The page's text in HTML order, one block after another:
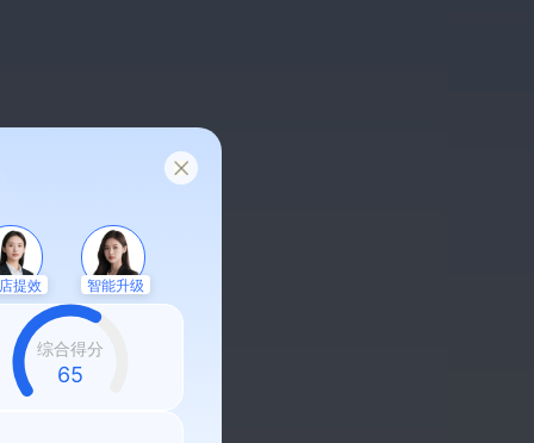
提效 智能升级
综合得分
58